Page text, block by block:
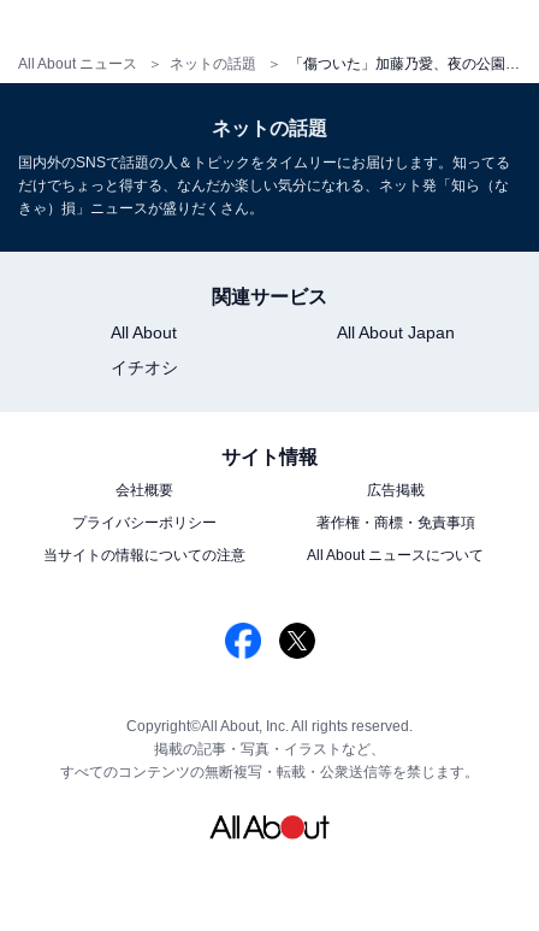
All About ニュース ネットの話題
ネットの話題
国内外のSNSで話題の人＆トピックをタイムリーにお届けします。知ってる
だけでちょっと得する、なんだか楽しい気分になれる、ネット発「知ら（な
きゃ）損」ニュースが盛りだくさん。
関連サービス
All About
All About Japan
イチオシ
サイト情報
会社概要
広告掲載
プライバシーポリシー
著作権・商標・免責事項
当サイトの情報についての注意
All About ニュースについて
Copyright©All About, Inc. All rights reserved.
掲載の記事・写真・イラストなど、
すべてのコンテンツの無断複写・転載・公衆送信等を禁じます。